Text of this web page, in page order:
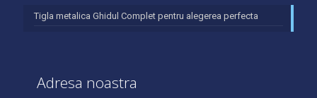
Tigla metalica Ghidul Complet pentru alegerea perfecta
Adresa noastra